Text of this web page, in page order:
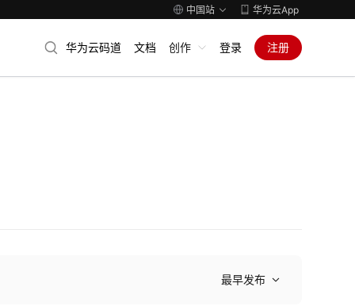
中国站 华为云App
华为云码道 文档 创作 登录 注册
最早发布